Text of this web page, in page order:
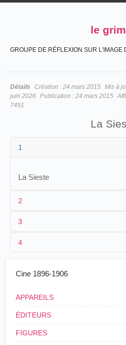
le
GROUPE DE RÉFLEXION SUR L'IMAGE
Détails Création : 24 mars 2015 Mis à
juin 2026 Publication : 24 mars 2015
7491
La
1
La Sieste
2
1
2
3
1896-[1897]
4
n.c.
3
4
Cine 1896-1906
APPAREILS
ÉDITEURS
FIGURES